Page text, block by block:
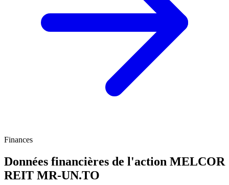
Finances
Données financières de l'action MELCOR
REIT MR-UN.TO